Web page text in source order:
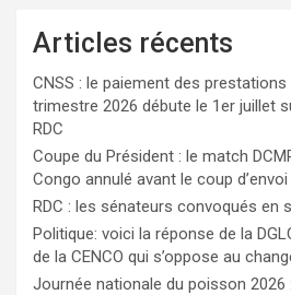
Articles récents
CNSS : le paiement des
trimestre 2026 débute le 1er juillet
RDC
Coupe du Président : le match
Congo annulé avant le coup d’envoi
RDC : les sénateurs convoqués en
Politique: voici la réponse de la
de la CENCO qui s’oppose au
Journée nationale du poisson 2026